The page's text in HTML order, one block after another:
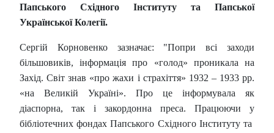
Папського Східного Інституту та Папської
Української Колегії.
Сергій Корновенко зазначає: "Попри всі заходи
більшовиків, інформація про «голод» проникала на
Захід. Світ знав «про жахи і страхіття» 1932 – 1933 рр.
«на Великій Україні». Про це інформувала як
діаспорна, так і закордонна преса. Працюючи у
бібліотечних фондах Папського Східного Інституту та